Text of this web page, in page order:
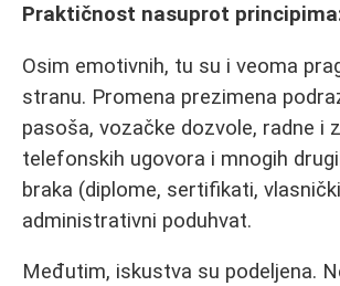
Praktičnost nasuprot
Osim emotivnih, tu su i veoma
stranu. Promena prezimena
pasoša, vozačke dozvole, radne i
telefonskih ugovora i mnogih
braka (diplome, sertifikati,
administrativni poduhvat.
Međutim, iskustva su podeljena.